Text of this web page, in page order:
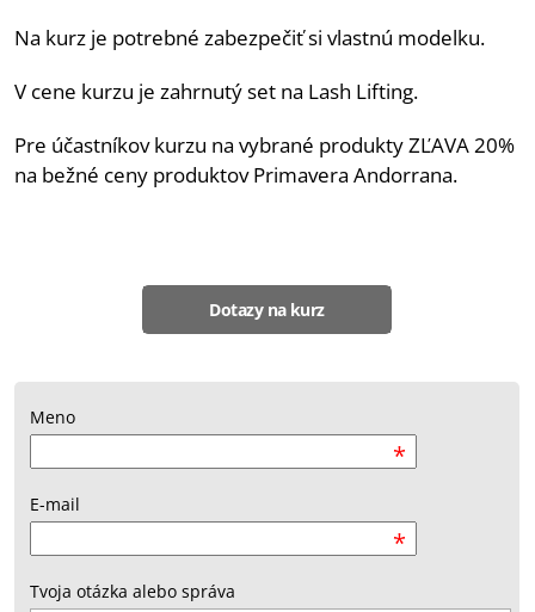
Na kurz je potrebné zabezpečiť si vlastnú modelku.
V cene kurzu je zahrnutý set na Lash Lifting.
Pre účastníkov kurzu na vybrané produkty ZĽAVA 20%
na bežné ceny produktov Primavera Andorrana.
Dotazy na kurz
Meno
*
E-mail
*
Tvoja otázka alebo správa